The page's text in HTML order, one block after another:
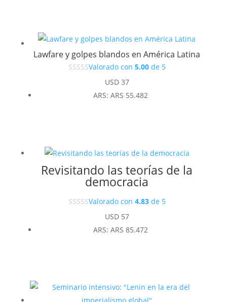
Lawfare y golpes blandos en América Latina
Valorado con 5.00de 5
USD37
ARS: ARS 55.482
Revisitando las teorías de la
democracia
Valorado con 4.83de 5
USD57
ARS: ARS 85.472